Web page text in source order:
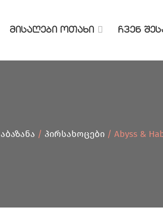
ᲛᲘᲡᲐᲦᲔᲑᲘ ᲝᲗᲐᲮᲘ ᲩᲕᲔᲜ
აბაზანა / პირსახოცები/ Abyss &